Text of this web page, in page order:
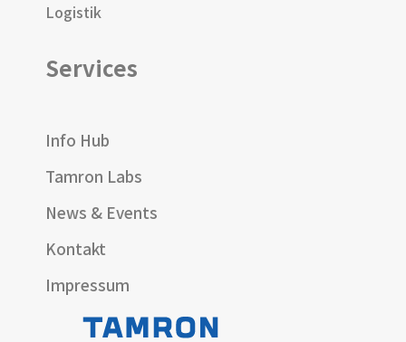
Logistik
Services
Info Hub
Tamron Labs
News & Events
Kontakt
Impressum